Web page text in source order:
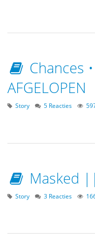
Chances
AFGELOPEN
Story 5 Reacties
Masked
Story 3 Reacties